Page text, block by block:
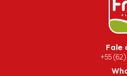
Fale
+55